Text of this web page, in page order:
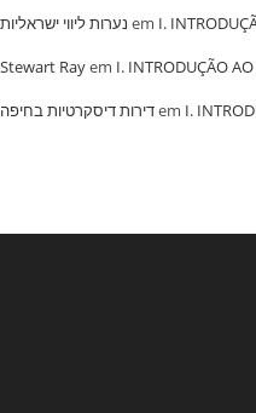
נערות ליווי ישראליות em I.
Stewart Rayem I. INTRODUÇÃO
‏דירות דיסקרטיות בחיפהem I.